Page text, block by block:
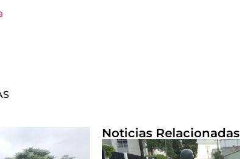
Noticias Relacionadas